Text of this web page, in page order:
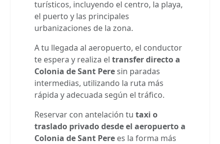
turísticos, incluyendo el centro, la playa,
el puerto y las principales
urbanizaciones de la zona.
A tu llegada al aeropuerto, el conductor
te espera y realiza el transfer directo a
Colonia de Sant Peresin paradas
intermedias, utilizando la ruta más
rápida y adecuada según el tráfico.
Reservar con antelación tu taxi o
traslado privado desde el aeropuerto a
Colonia de Sant Pere es la forma más